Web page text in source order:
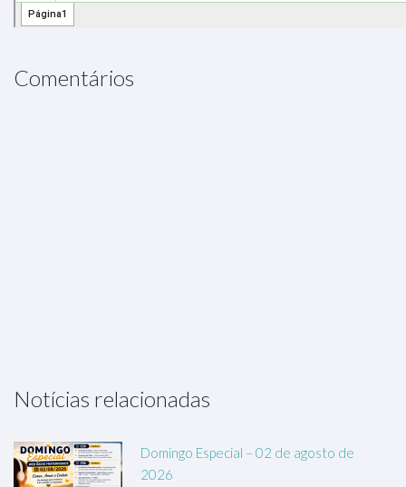
Comentários
Notícias relacionadas
Domingo Especial – 02 de agosto de
2026